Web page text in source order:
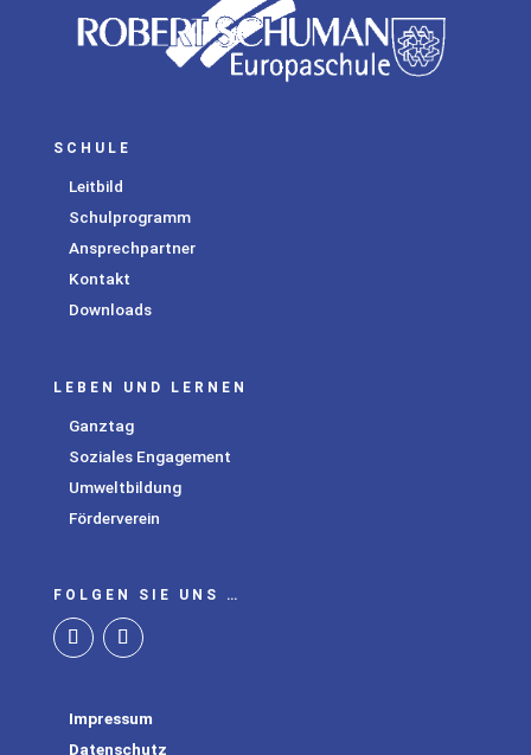
SCHULE
Leitbild
Schulprogramm
Ansprechpartner
Kontakt
Downloads
LEBEN UND LERNEN
Ganztag
Soziales Engagement
Umweltbildung
Förderverein
FOLGEN SIE UNS …
Impressum
Datenschutz